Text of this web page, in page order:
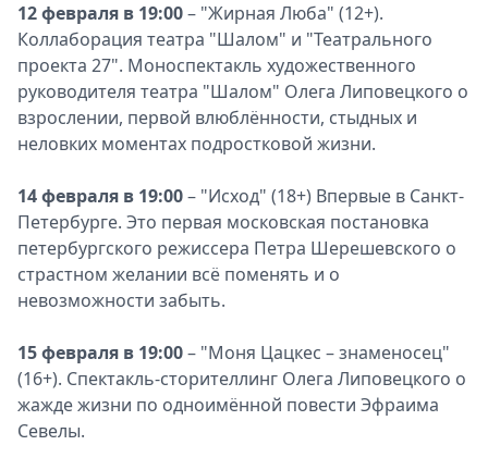
12 февраля в 19:00– "Жирная Люба" (12+).
Коллаборация театра "Шалом" и "Театрального
проекта 27". Моноспектакль художественного
руководителя театра "Шалом" Олега Липовецкого о
взрослении, первой влюблённости, стыдных и
неловких моментах подростковой жизни.
14 февраля в 19:00– "Исход" (18+) Впервые в Санкт-
Петербурге. Это первая московская постановка
петербургского режиссера Петра Шерешевского о
страстном желании всё поменять и о
невозможности забыть.
15 февраля в 19:00– "Моня Цацкес – знаменосец"
(16+). Спектакль-сторителлинг Олега Липовецкого о
жажде жизни по одноимённой повести Эфраима
Севелы.